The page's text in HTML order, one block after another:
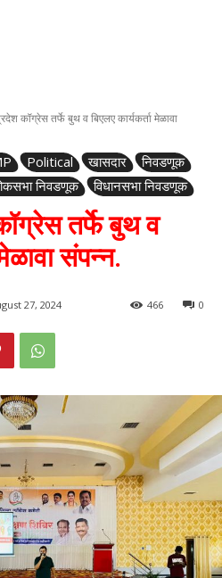
कॉग्रेस तर्फे बुथ व बिएलए कार्यकर्ता मेळावा
Political खासदार
निवडणूक
निवडणूक विधानसभा निवडणूक
तर्फे बुथ व
संपन्न.
27, 2024 0
466